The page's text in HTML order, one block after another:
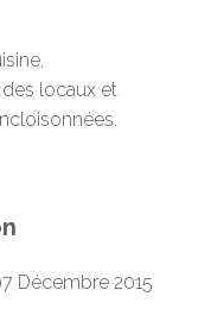
locaux et
Décembre 2015